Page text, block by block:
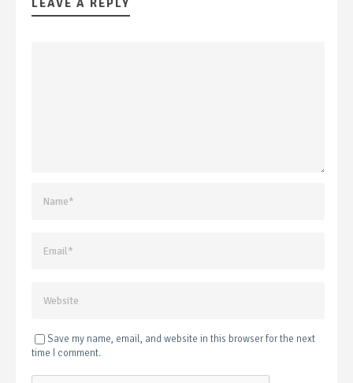
LEAVE A REPLY
Save my name, email, and website in this browser for the next
time I comment.